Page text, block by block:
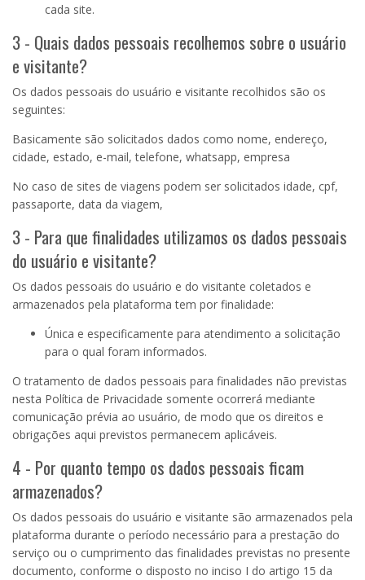
cada site.
3 - Quais dados pessoais recolhemos sobre o usuário
e visitante?
Os dados pessoais do usuário e visitante recolhidos são os
seguintes:
Basicamente são solicitados dados como nome, endereço,
cidade, estado, e-mail, telefone, whatsapp, empresa
No caso de sites de viagens podem ser solicitados idade, cpf,
passaporte, data da viagem,
3 - Para que finalidades utilizamos os dados pessoais
do usuário e visitante?
Os dados pessoais do usuário e do visitante coletados e
armazenados pela plataforma tem por finalidade:
Única e especificamente para atendimento a solicitação
para o qual foram informados.
O tratamento de dados pessoais para finalidades não previstas
nesta Política de Privacidade somente ocorrerá mediante
comunicação prévia ao usuário, de modo que os direitos e
obrigações aqui previstos permanecem aplicáveis.
4 - Por quanto tempo os dados pessoais ficam
armazenados?
Os dados pessoais do usuário e visitante são armazenados pela
plataforma durante o período necessário para a prestação do
serviço ou o cumprimento das finalidades previstas no presente
documento, conforme o disposto no inciso I do artigo 15 da